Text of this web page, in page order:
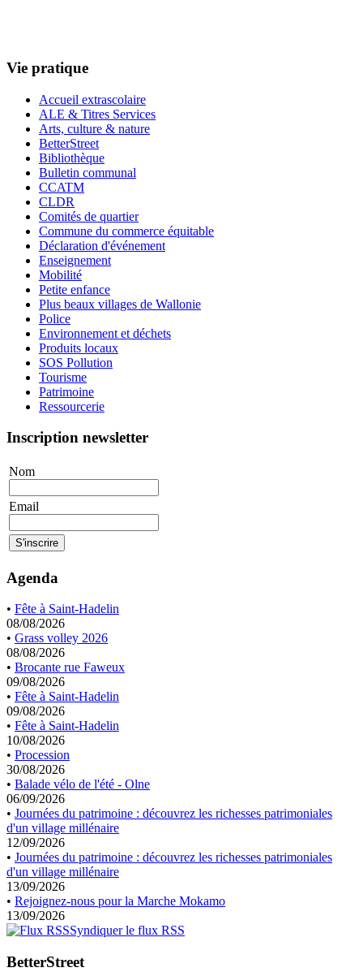
Vie pratique
Accueil extrascolaire
ALE & Titres Services
Arts, culture & nature
BetterStreet
Bibliothèque
Bulletin communal
CCATM
CLDR
Comités de quartier
Commune du commerce équitable
Déclaration d'événement
Enseignement
Mobilité
Petite enfance
Plus beaux villages de Wallonie
Police
Environnement et déchets
Produits locaux
SOS Pollution
Tourisme
Patrimoine
Ressourcerie
Inscription newsletter
Nom
Email
Agenda
• Fête à Saint-Hadelin
08/08/2026
• Grass volley 2026
08/08/2026
• Brocante rue Faweux
09/08/2026
• Fête à Saint-Hadelin
09/08/2026
• Fête à Saint-Hadelin
10/08/2026
• Procession
30/08/2026
• Balade vélo de l'été - Olne
06/09/2026
• Journées du patrimoine : découvrez les richesses patrimoniales
d'un village millénaire
12/09/2026
• Journées du patrimoine : découvrez les richesses patrimoniales
d'un village millénaire
13/09/2026
• Rejoignez-nous pour la Marche Mokamo
13/09/2026
Syndiquer le flux RSS
BetterStreet